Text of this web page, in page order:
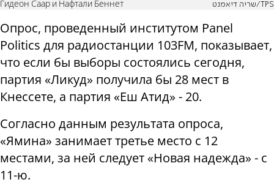
Гидеон Саар и Нафтали Беннет שריה דיאמנט/TPS
Опрос, проведенный институтом Panel
Politics для радиостанции 103FM, показывает,
что если бы выборы состоялись сегодня,
партия «Ликуд» получила бы 28 мест в
Кнессете, а партия «Еш Атид» - 20.
Согласно данным результата опроса,
«Ямина» занимает третье место с 12
местами, за ней следует «Новая надежда» - с
11-ю.